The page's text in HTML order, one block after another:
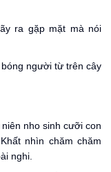
ra gặp mặt mà nói
người từ trên cây
nho sinh cưỡi con
nhìn chăm chăm
nghi.